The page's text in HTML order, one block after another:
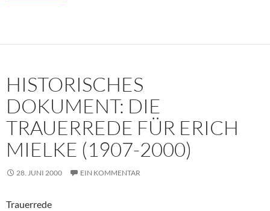
HISTORISCHES
DOKUMENT: DIE
TRAUERREDE FÜR ERICH
MIELKE (1907-2000)
28. JUNI 2000 EIN KOMMENTAR
Trauerrede